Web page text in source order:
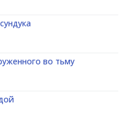
во тьму